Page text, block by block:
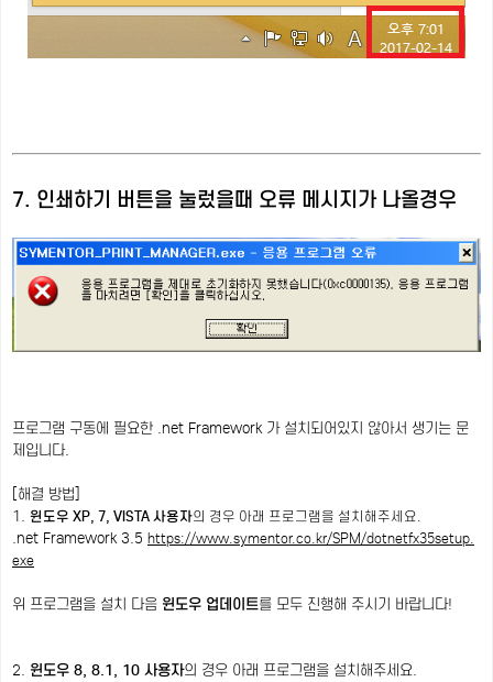
7. 인쇄하기 버튼을 눌렀을때 오류 메시지가 나올경우
프로그램 구동에 필요한 .net Framework 가 설치되어있지 않아서 생기는 문
제입니다.
[해결 방법]
1. 윈도우 XP, 7, VISTA 사용자의 경우 아래 프로그램을 설치해주세요.
.net Framework 3.5 https://www.symentor.co.kr/SPM/dotnetfx35setup.
exe
위 프로그램을 설치 다음 윈도우 업데이트를 모두 진행해 주시기 바랍니다!
2. 윈도우 8, 8.1, 10 사용자의 경우 아래 프로그램을 설치해주세요.